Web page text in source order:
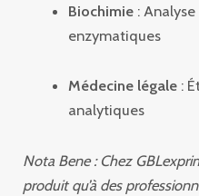
Biochimie:
enzymatiques
Médecine légale:
analytiques
Nota Bene : Chez
produit qu’à des